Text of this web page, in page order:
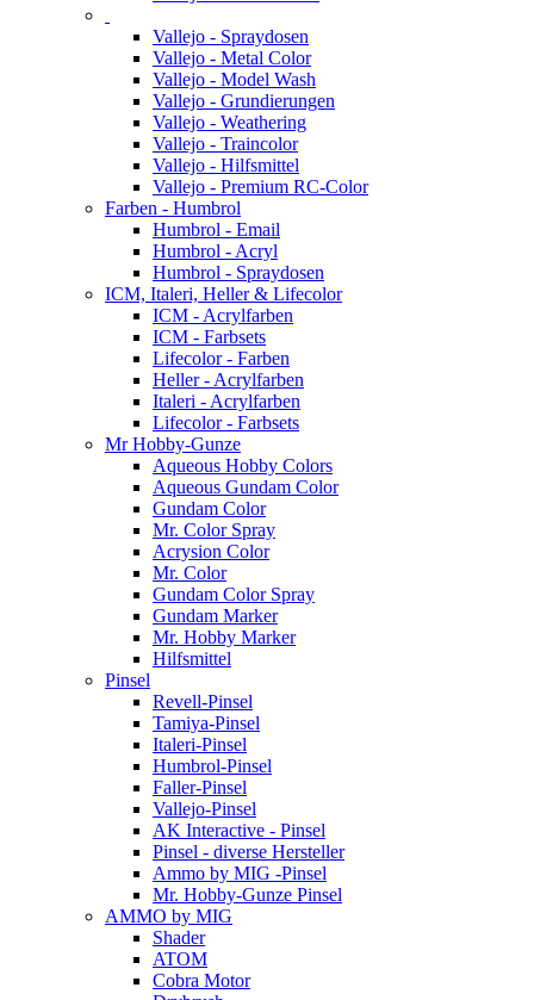
Vallejo - Spraydosen
Vallejo - Metal Color
Vallejo - Model Wash
Vallejo - Grundierungen
Vallejo - Weathering
Vallejo - Traincolor
Vallejo - Hilfsmittel
Vallejo - Premium RC-Color
Farben - Humbrol
Humbrol - Email
Humbrol - Acryl
Humbrol - Spraydosen
ICM, Italeri, Heller & Lifecolor
ICM - Acrylfarben
ICM - Farbsets
Lifecolor - Farben
Heller - Acrylfarben
Italeri - Acrylfarben
Lifecolor - Farbsets
Mr Hobby-Gunze
Aqueous Hobby Colors
Aqueous Gundam Color
Gundam Color
Mr. Color Spray
Acrysion Color
Mr. Color
Gundam Color Spray
Gundam Marker
Mr. Hobby Marker
Hilfsmittel
Pinsel
Revell-Pinsel
Tamiya-Pinsel
Italeri-Pinsel
Humbrol-Pinsel
Faller-Pinsel
Vallejo-Pinsel
AK Interactive - Pinsel
Pinsel - diverse Hersteller
Ammo by MIG -Pinsel
Mr. Hobby-Gunze Pinsel
AMMO by MIG
Shader
ATOM
Cobra Motor